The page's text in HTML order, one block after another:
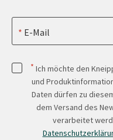
E-Mail
* Ich möchte den
und
Daten dürfen zu
dem Versand des
verarbeitet